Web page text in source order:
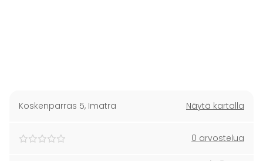
Koskenparras 5, Imatra Näytä kartalla
0 arvostelua